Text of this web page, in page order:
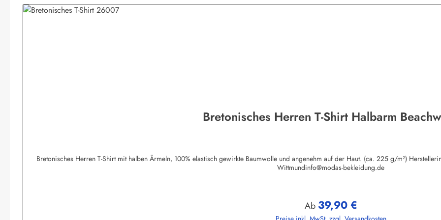
Bretonisches Herren T-Shirt Halbarm
Bretonisches Herren T-Shirt mit halben Ärmeln, 100% elastisch gewirkte Baumwolle und angenehm auf der Haut. (ca. 225 g/m²) Herstellerinformationen:AS Bekleidungswerk GmbHHeglitzer Str. 1226409
Wittmundinfo@modas-bekleidung.de
Regulärer Preis:
Ab 39,90 €